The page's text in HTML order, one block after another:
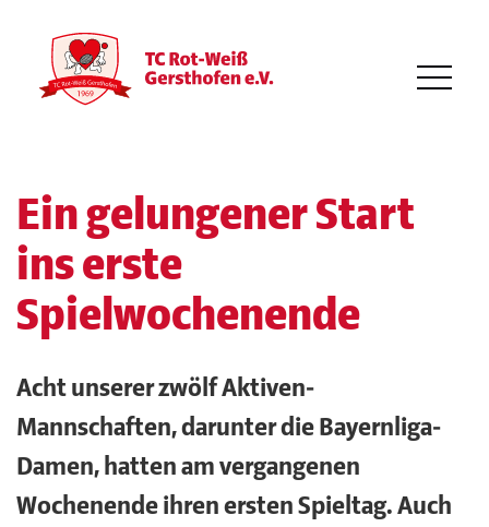
Ein gelungener Start
ins erste
Spielwochenende
Acht unserer zwölf Aktiven-
Mannschaften, darunter die Bayernliga-
Damen, hatten am vergangenen
Wochenende ihren ersten Spieltag. Auch